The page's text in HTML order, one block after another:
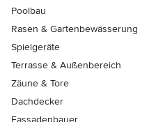
Poolbau
Rasen & Gartenbewässerung
Spielgeräte
Terrasse & Außenbereich
Zäune & Tore
Dachdecker